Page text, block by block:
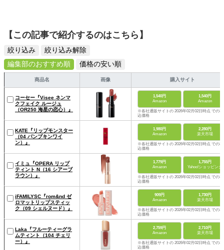
【この記事で紹介するのはこちら】
絞り込み
絞り込み解除
編集部のおすすめ順
価格の安い順
商品名 画像 購入サイト
コーセー『Visee ネンマ
クフェイク ルージュ
（OR250 海星の恋心）』
1,540円
Amazon
1,540円
Amazon
※各社通販サイトの 2026年02月02日時点 での税
込価格
KATE『リップモンスター
（04 パンプキンワイ
ン）』
1,980円
Amazon
2,280円
楽天市場
※各社通販サイトの 2026年02月02日時点 での税
込価格
イミュ『OPERA リップ
ティント N（16 シアーブ
ラウン）』
1,779円
Amazon
1,755円
Yahoo!ショッピング
※各社通販サイトの 2026年02月02日時点 での税
込価格
iFAMILYSC『rom&nd ゼ
ロマットリップスティッ
ク（09 シェルヌード）』
909円
Amazon
1,730円
楽天市場
※各社通販サイトの 2026年02月02日時点 での税
込価格
Laka『フルーティーグラ
ムティント（104 チェリ
ー）』
2,759円
Amazon
2,710円
楽天市場
※各社通販サイトの 2026年02月02日時点 での税
込価格